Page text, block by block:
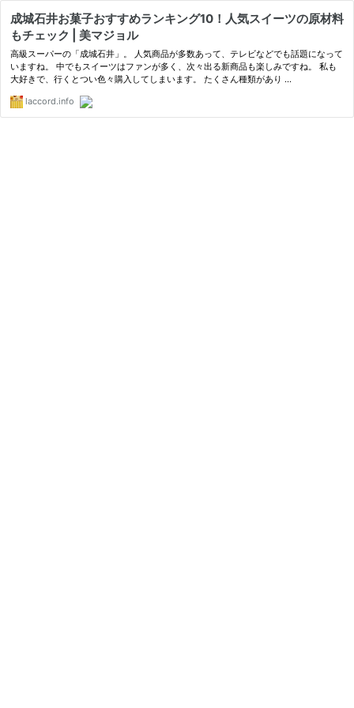
成城石井お菓子おすすめランキング10！人気スイーツの原材料
もチェック | 美マジョル
高級スーパーの「成城石井」。 人気商品が多数あって、テレビなどでも話題になって
いますね。 中でもスイーツはファンが多く、次々出る新商品も楽しみですね。 私も
大好きで、行くとつい色々購入してしまいます。 たくさん種類があり …
laccord.info